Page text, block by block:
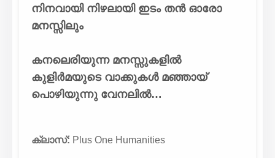
നിനവായി നിഴലായി ഇടം തൻ ഓരോ
മനസ്സിലും
കനലെരിയുന്ന മനസ്സുകളിൽ
കുളിർമയുടെ വാക്കുകൾ മഞ്ഞായ്
പൊഴിയുന്നു വേനലിൽ…
ക്ലാസ്: Plus One Humanities